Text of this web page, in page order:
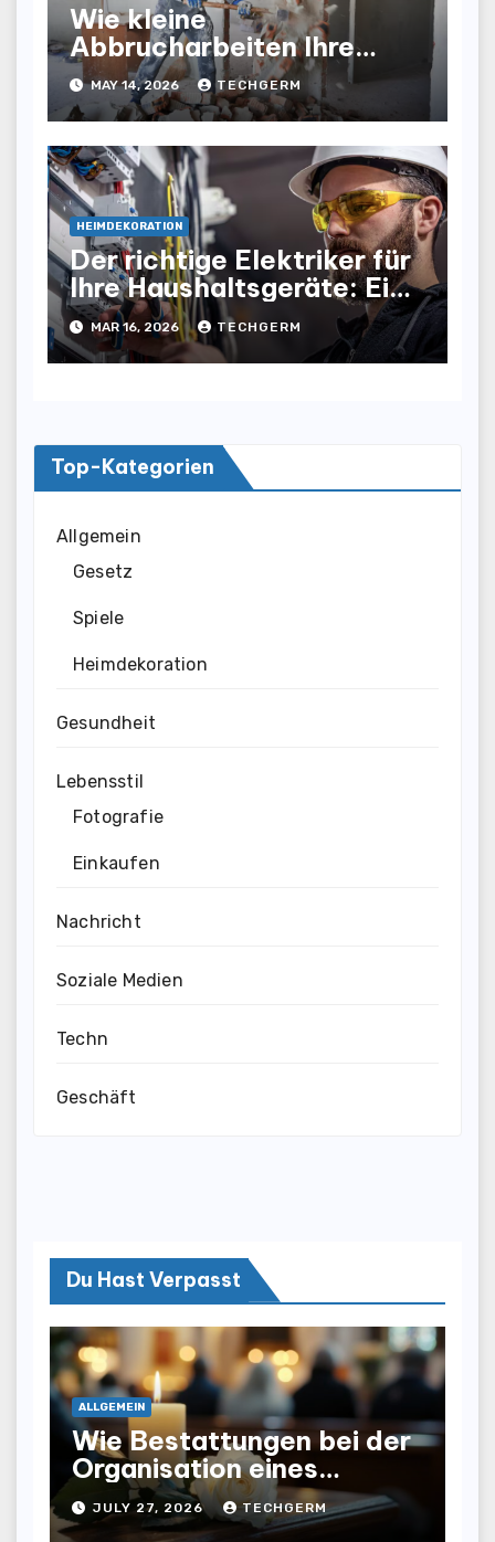
Wie kleine
Abbrucharbeiten Ihre
Renovierung schneller und
sicherer machen
MAY 14, 2026 TECHGERM
HEIMDEKORATION
Der richtige Elektriker für
Ihre Haushaltsgeräte: Ein
Ratgeber
MAR 16, 2026 TECHGERM
Top-Kategorien
Allgemein
Gesetz
Spiele
Heimdekoration
Gesundheit
Lebensstil
Fotografie
Einkaufen
Nachricht
Soziale Medien
Techn
Geschäft
Du Hast Verpasst
ALLGEMEIN
Wie Bestattungen bei der
Organisation eines
würdevollen Abschieds
helfen
JULY 27, 2026 TECHGERM